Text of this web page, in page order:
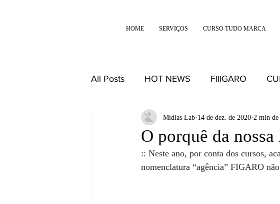
HOME SERVIÇOS CURSO TUDO MARCA
All Posts HOT NEWS FIIIGARO
DESIGN REFLEXÕES
O porquê da
Mídias Lab 14 de dez. de 2020 2 min
:: Neste ano, por conta dos cursos,
nomenclatura “agência” FIGARO